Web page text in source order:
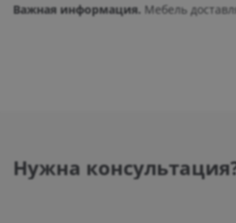
Важная информация. Мебель
Нужна